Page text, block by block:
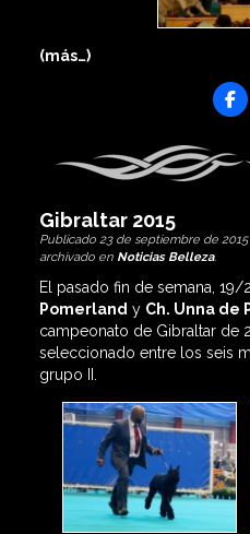
(más…)
Gibraltar 2015
Publicado 23 de septiembre de 2015
archivado en Noticias Belleza.
El pasado fin de semana, 19/
Pomerland y Ch. Unna de
campeonato de Gibraltar de
seleccionado entre los seis
grupo II.